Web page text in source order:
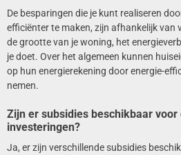
De besparingen die je kunt realiseren
efficiënter te maken, zijn afhankelijk van
de grootte van je woning, het
je doet. Over het algemeen kunnen
op hun energierekening door energie-
nemen.
Zijn er subsidies beschikbaar
investeringen?
Ja, er zijn verschillende subsidies